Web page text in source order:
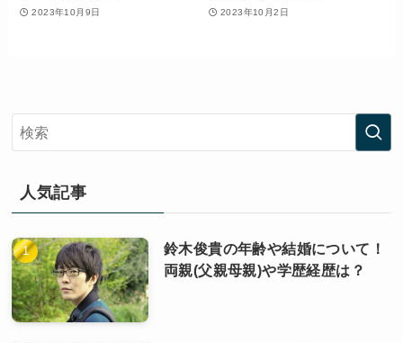
2023年10月9日 2023年10月2日
人気記事
鈴木俊貴の年齢や結婚について！
両親(父親母親)や学歴経歴は？